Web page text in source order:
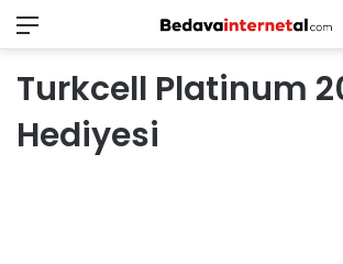
Menü
Turkcell Platinum
Hediyesi